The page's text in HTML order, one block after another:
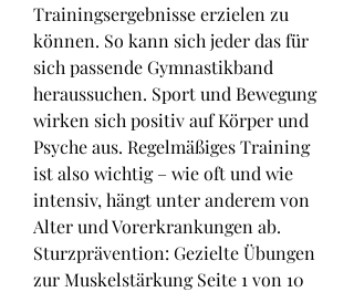
Trainingsergebnisse erzielen zu
können. So kann sich jeder das für
sich passende Gymnastikband
heraussuchen. Sport und Bewegung
wirken sich positiv auf Körper und
Psyche aus. Regelmäßiges Training
ist also wichtig – wie oft und wie
intensiv, hängt unter anderem von
Alter und Vorerkrankungen ab.
Sturzprävention: Gezielte Übungen
zur Muskelstärkung Seite 1 von 10